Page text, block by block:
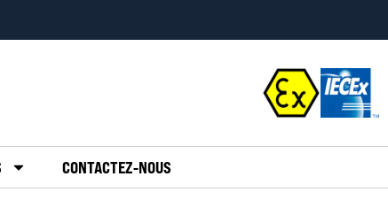
CONTACTEZ-NOUS